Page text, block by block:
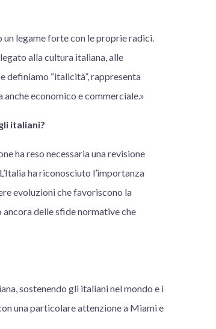
un legame forte con le proprie radici.
alla cultura italiana, alle
definiamo “italicità”, rappresenta
anche economico e commerciale.»
italiani?
ha reso necessaria una revisione
ha riconosciuto l’importanza
evoluzioni che favoriscono la
ancora delle sfide normative che
sostenendo gli italiani nel mondo e i
una particolare attenzione a Miami e